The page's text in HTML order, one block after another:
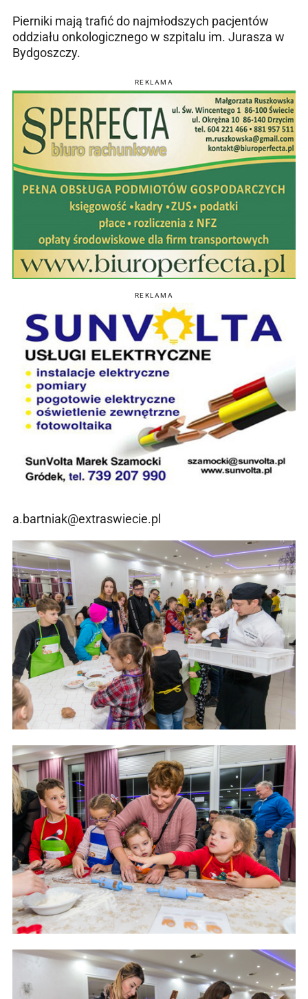
Pierniki mają trafić do najmłodszych pacjentów
oddziału onkologicznego w szpitalu im. Jurasza w
Bydgoszczy.
REKLAMA
REKLAMA
a.bartniak@extraswiecie.pl